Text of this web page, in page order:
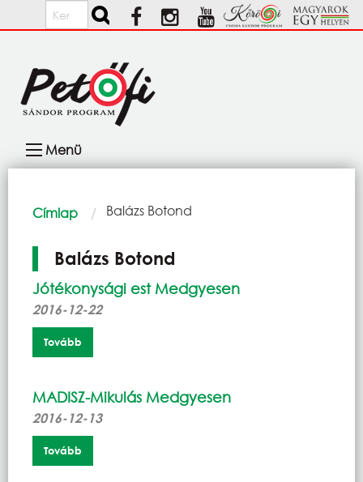
Ugrás a tartalomra
Keresés
navigáció
Menü
Morzsa
Címlap Current:
Balázs Botond
Balázs Botond
Jótékonysági est Medgyesen
2016-12-22
Tovább
MADISZ-Mikulás Medgyesen
2016-12-13
Tovább